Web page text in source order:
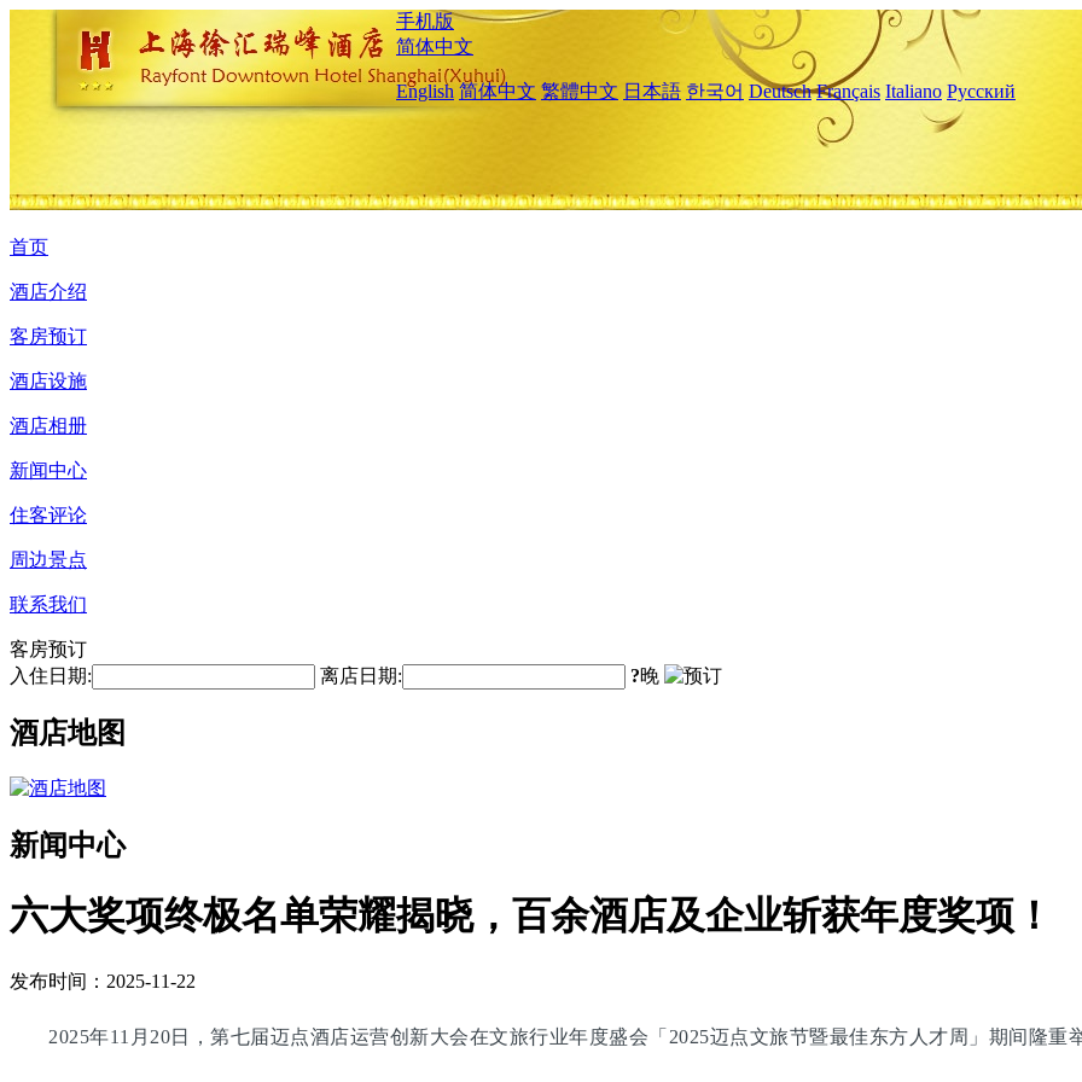
手机版
简体中文
English 简体中文 繁體中文 日本語 한국어 Deutsch Français Italiano Русский
首页
酒店介绍
客房预订
酒店设施
酒店相册
新闻中心
住客评论
周边景点
联系我们
客房预订
入住日期:
离店日期: ?晚
酒店地图
新闻中心
六大奖项终极名单荣耀揭晓，百余酒店及企业斩获年度奖项！
发布时间：2025-11-22
2025年11月20日，第七届迈点酒店运营创新大会在文旅行业年度盛会「2025迈点文旅节暨最佳东方人才周」期间隆重